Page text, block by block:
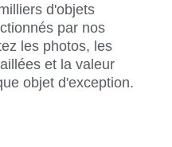
d'objets
par nos
les photos, les
et la valeur
objet d'exception.